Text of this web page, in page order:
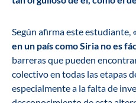
Según afirma este estudiante, «
en un país como Siria no es
barreras que pueden
colectivo en todas las etapas
especialmente a la falta de